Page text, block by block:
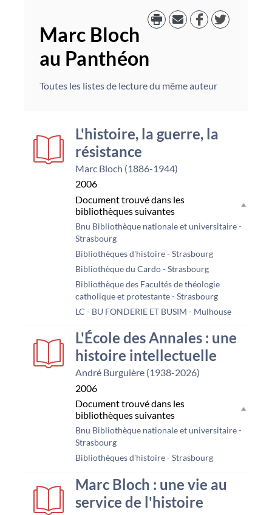
Marc Bloch
au Panthéon
Toutes les listes de lecture du même auteur
L'histoire, la guerre, la
résistance
Marc Bloch (1886-1944)
2006
Document trouvé dans les
bibliothèques suivantes
Bnu Bibliothèque nationale et universitaire -
Strasbourg
Bibliothèques d'histoire - Strasbourg
Bibliothèque du Cardo - Strasbourg
Bibliothèque des Facultés de théologie
catholique et protestante - Strasbourg
LC - BU FONDERIE ET BUSIM - Mulhouse
L'École des Annales : une
histoire intellectuelle
André Burguière (1938-2026)
2006
Document trouvé dans les
bibliothèques suivantes
Bnu Bibliothèque nationale et universitaire -
Strasbourg
Bibliothèques d'histoire - Strasbourg
Marc Bloch : une vie au
service de l'histoire